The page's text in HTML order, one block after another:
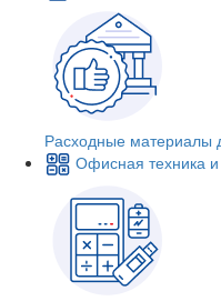
Расходные материалы
Офисная техника